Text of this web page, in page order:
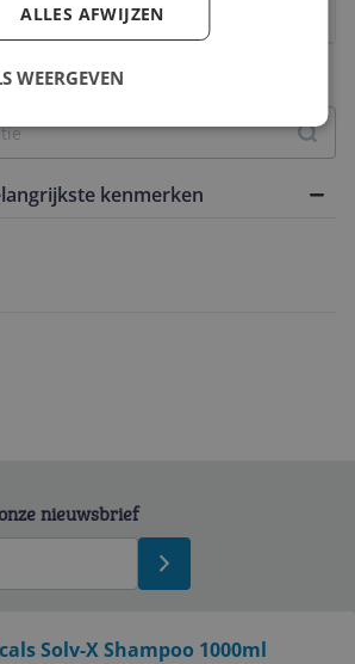
kenmerken
7
6
5
Solv-X Shampoo 1000ml
nieuwsbrief
ALLES AFWIJZEN
WEERGEVEN